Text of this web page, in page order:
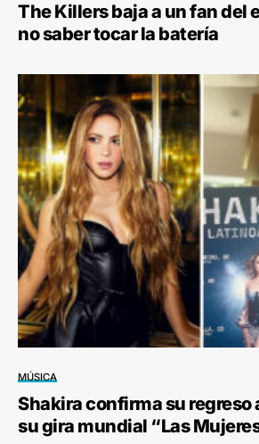
The Killers baja a un fan del
no saber tocar la batería
MÚSICA
Shakira confirma su regreso
su gira mundial “Las